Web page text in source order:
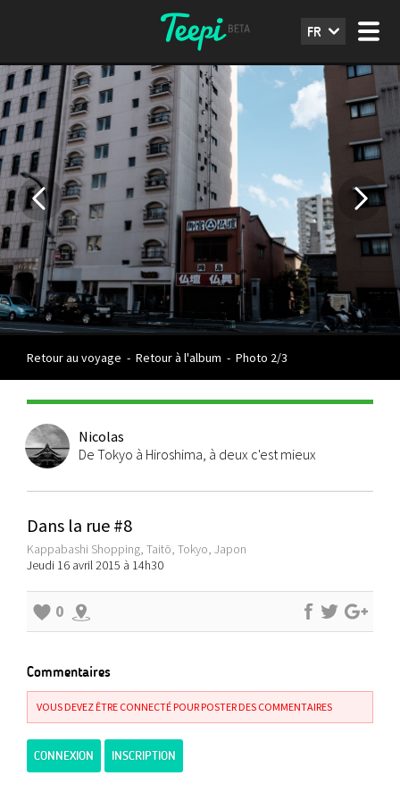
FR
Retour au voyage - Retour à l'album - Photo 2/3
Nicolas
De Tokyo à Hiroshima, à deux c'est mieux
Dans la rue #8
Kappabashi Shopping, Taitō, Tokyo, Japon
Jeudi 16 avril 2015 à 14h30
0
Commentaires
VOUS DEVEZ ÊTRE CONNECTÉ POUR POSTER DES COMMENTAIRES
CONNEXION INSCRIPTION